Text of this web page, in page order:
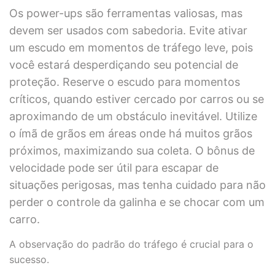
Os power-ups são ferramentas valiosas, mas
devem ser usados com sabedoria. Evite ativar
um escudo em momentos de tráfego leve, pois
você estará desperdiçando seu potencial de
proteção. Reserve o escudo para momentos
críticos, quando estiver cercado por carros ou se
aproximando de um obstáculo inevitável. Utilize
o ímã de grãos em áreas onde há muitos grãos
próximos, maximizando sua coleta. O bônus de
velocidade pode ser útil para escapar de
situações perigosas, mas tenha cuidado para não
perder o controle da galinha e se chocar com um
carro.
A observação do padrão do tráfego é crucial para o
sucesso.